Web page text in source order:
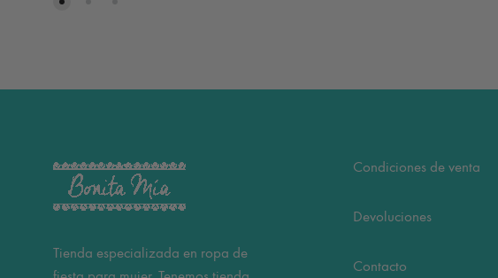
Tienda especializada en ropa de
Condiciones de venta
Devoluciones
Contacto